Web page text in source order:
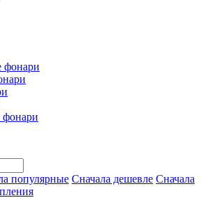
фонари
популярные Сначала дешевле Сначала